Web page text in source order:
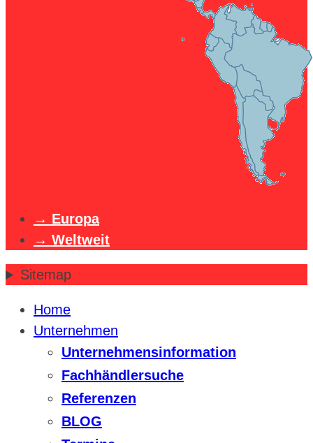
Europa
Weltweit
Sitemap
Home
Unternehmen
Unternehmensinformation
Fachhändlersuche
Referenzen
BLOG